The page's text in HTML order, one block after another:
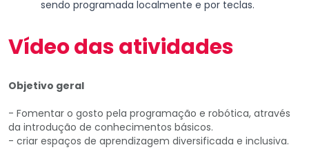
sendo programada localmente e por teclas.
Vídeo das atividades
Objetivo geral
- Fomentar o gosto pela programação e robótica, através
da introdução de conhecimentos básicos.
- criar espaços de aprendizagem diversificada e inclusiva.